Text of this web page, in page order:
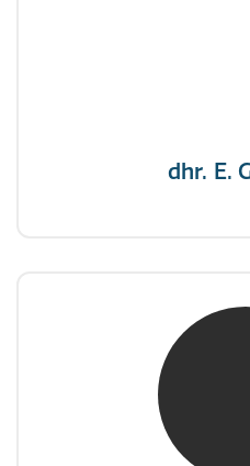
dhr. E.
mw. mr.
NIVRE
"There is no elevator